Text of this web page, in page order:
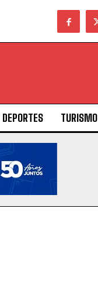
DEPORTES TURISMO